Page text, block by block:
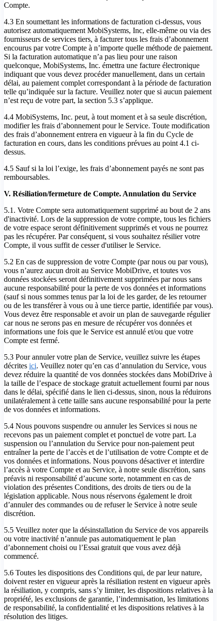
Compte.
4.3 En soumettant les informations de facturation ci-dessus, vous
autorisez automatiquement MobiSystems, Inc, elle-même ou via des
fournisseurs de services tiers, à facturer tous les frais d’abonnement
encourus par votre Compte à n’importe quelle méthode de paiement.
Si la facturation automatique n’a pas lieu pour une raison
quelconque, MobiSystems, Inc. émettra une facture électronique
indiquant que vous devez procéder manuellement, dans un certain
délai, au paiement complet correspondant à la période de facturation
telle qu’indiquée sur la facture. Veuillez noter que si aucun paiement
n’est reçu de votre part, la section 5.3 s’applique.
4.4 MobiSystems, Inc. peut, à tout moment et à sa seule discrétion,
modifier les frais d’abonnement pour le Service. Toute modification
des frais d’abonnement entrera en vigueur à la fin du Cycle de
facturation en cours, dans les conditions prévues au point 4.1 ci-
dessus.
4.5 Sauf si la loi l’exige, les frais d’abonnement payés ne sont pas
remboursables.
V. Résiliation/fermeture de Compte. Annulation du Service
5.1. Votre Compte sera automatiquement supprimé au bout de 2 ans
d'inactivité. Lors de la suppression de votre compte, tous les fichiers
de votre espace seront définitivement supprimés et vous ne pourrez
pas les récupérer. Par conséquent, si vous souhaitez résilier votre
Compte, il vous suffit de cesser d'utiliser le Service.
5.2 En cas de suppression de votre Compte (par nous ou par vous),
vous n’aurez aucun droit au Service MobiDrive, et toutes vos
données stockées seront définitivement supprimées par nous sans
aucune responsabilité pour la perte de vos données et informations
(sauf si nous sommes tenus par la loi de les garder, de les retourner
ou de les transférer à vous ou à une tierce partie, identifiée par vous).
Vous devez être responsable et avoir un plan de sauvegarde régulier
car nous ne serons pas en mesure de récupérer vos données et
informations une fois que le Service est annulé et/ou que votre
Compte est fermé.
5.3 Pour annuler votre plan de Service, veuillez suivre les étapes
décrites ici. Veuillez noter qu’en cas d’annulation du Service, vous
devez réduire la quantité de vos données stockées dans MobiDrive à
la taille de l’espace de stockage gratuit actuellement fourni par nous
dans le délai, spécifié dans le lien ci-dessus, sinon, nous la réduirons
unilatéralement à cette taille sans aucune responsabilité pour la perte
de vos données et informations.
5.4 Nous pouvons suspendre ou annuler les Services si nous ne
recevons pas un paiement complet et ponctuel de votre part. La
suspension ou l’annulation du Service pour non-paiement peut
entraîner la perte de l’accès et de l’utilisation de votre Compte et de
vos données et informations. Nous pouvons désactiver et interdire
l’accès à votre Compte et au Service, à notre seule discrétion, sans
préavis ni responsabilité d’aucune sorte, notamment en cas de
violation des présentes Conditions, des droits de tiers ou de la
législation applicable. Nous nous réservons également le droit
d’annuler des commandes ou de refuser le Service à notre seule
discrétion.
5.5 Veuillez noter que la désinstallation du Service de vos appareils
ou votre inactivité n’annule pas automatiquement le plan
d’abonnement choisi ou l’Essai gratuit que vous avez déjà
commencé.
5.6 Toutes les dispositions des Conditions qui, de par leur nature,
doivent rester en vigueur après la résiliation restent en vigueur après
la résiliation, y compris, sans s’y limiter, les dispositions relatives à la
propriété, les exclusions de garantie, l’indemnisation, les limitations
de responsabilité, la confidentialité et les dispositions relatives à la
résolution des litiges.